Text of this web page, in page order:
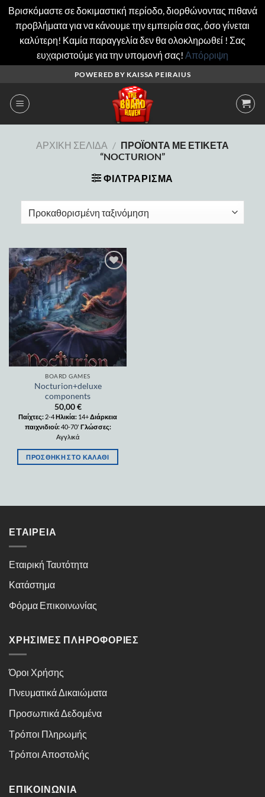
Βρισκόμαστε σε δοκιμαστική περίοδο, διορθώνοντας πιθανά
προβλήματα για να κάνουμε την εμπειρία σας, όσο γίνεται
καλύτερη! Καμία παραγγελία δεν θα ολοκληρωθεί ! Σας
ευχαριστούμε για την υπομονή σας! Απόρριψη
περιεχόμενο
POWERED BY KAISSA PEIRAIUS
ΑΡΧΙΚΉ ΣΕΛΊΔΑ / ΠΡΟΪΌΝΤΑ ΜΕ ΕΤΙΚΈΤΑ
“NOCTURION”
ΦΙΛΤΡΆΡΙΣΜΑ
Add to
wishlist
BOARD GAMES
Nocturion+deluxe
components
50,00€
Παίχτες: 2-4Ηλικία: 14+Διάρκεια
παιχνιδιού:40-70' Γλώσσες:
Αγγλικά
ΠΡΟΣΘΉΚΗ ΣΤΟ ΚΑΛΆΘΙ
ΕΤΑΙΡΕΊΑ
Εταιρική Ταυτότητα
Κατάστημα
Φόρμα Επικοινωνίας
ΧΡΉΣΙΜΕΣ ΠΛΗΡΟΦΟΡΊΕΣ
Όροι Χρήσης
Πνευματικά Δικαιώματα
Προσωπικά Δεδομένα
Τρόποι Πληρωμής
Τρόποι Αποστολής
ΕΠΙΚΟΙΝΩΝΊΑ